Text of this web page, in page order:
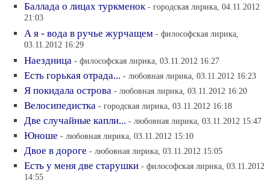
Баллада о лицах туркменок - городская лирика, 04.11.2012
21:03
А я - вода в ручье журчащем - философская лирика,
03.11.2012 16:29
Наездница - философская лирика, 03.11.2012 16:27
Есть горькая отрада... - любовная лирика, 03.11.2012 16:23
Я покидала острова - любовная лирика, 03.11.2012 16:20
Велосипедистка - городская лирика, 03.11.2012 16:18
Две случайные капли... - любовная лирика, 03.11.2012 15:47
Юноше - любовная лирика, 03.11.2012 15:10
Двое в дороге - любовная лирика, 03.11.2012 15:05
Есть у меня две старушки - философская лирика, 03.11.2012
14:55